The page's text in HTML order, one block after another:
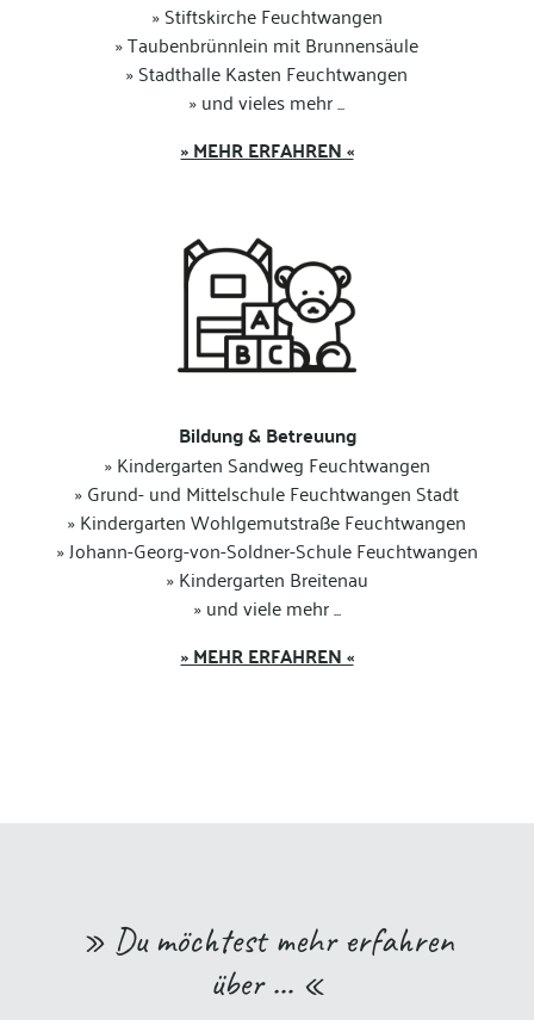
» Stiftskirche Feuchtwangen
» Taubenbrünnlein mit Brunnensäule
» Stadthalle Kasten Feuchtwangen
» und vieles mehr ...
» MEHR ERFAHREN «
Bildung & Betreuung
» Kindergarten Sandweg Feuchtwangen
» Grund- und Mittelschule Feuchtwangen Stadt
» Kindergarten Wohlgemutstraße Feuchtwangen
» Johann-Georg-von-Soldner-Schule Feuchtwangen
» Kindergarten Breitenau
» und viele mehr ...
» MEHR ERFAHREN «
» Du möchtest mehr erfahren
über … «